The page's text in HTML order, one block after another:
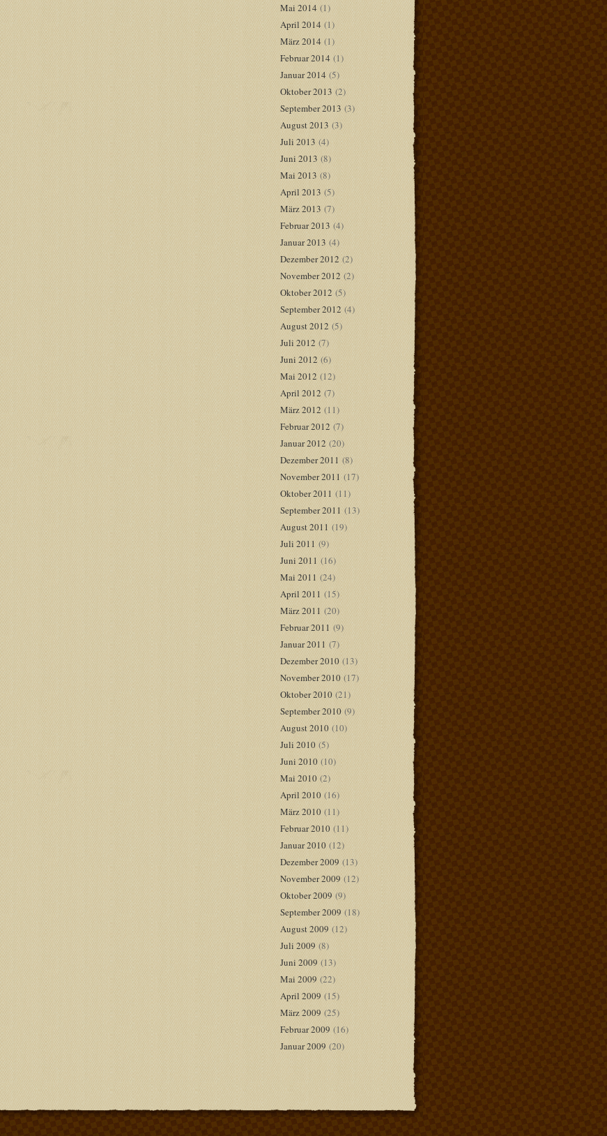
Mai 2014(1)
April 2014(1)
März 2014(1)
Februar 2014 (1)
Januar 2014 (5)
Oktober 2013 (2)
September 2013 (3)
August 2013 (3)
Juli 2013 (4)
Juni 2013(8)
Mai 2013(8)
April 2013(5)
März 2013(7)
Februar 2013 (4)
Januar 2013 (4)
Dezember 2012(2)
November 2012 (2)
Oktober 2012 (5)
September 2012(4)
August 2012(5)
Juli 2012(7)
Juni 2012(6)
Mai 2012(12)
April 2012(7)
März 2012(11)
Februar 2012(7)
Januar 2012(20)
Dezember 2011(8)
November 2011(17)
Oktober 2011 (11)
September 2011(13)
August 2011 (19)
Juli 2011(9)
Juni 2011(16)
Mai 2011 (24)
April 2011 (15)
März 2011 (20)
Februar 2011 (9)
Januar 2011 (7)
Dezember 2010(13)
November 2010(17)
Oktober 2010(21)
September 2010(9)
August 2010(10)
Juli 2010(5)
Juni 2010(10)
Mai 2010(2)
April 2010(16)
März 2010(11)
Februar 2010(11)
Januar 2010(12)
Dezember 2009 (13)
November 2009(12)
Oktober 2009 (9)
September 2009(18)
August 2009(12)
Juli 2009(8)
Juni 2009(13)
Mai 2009(22)
April 2009 (15)
März 2009(25)
Februar 2009(16)
Januar 2009 (20)